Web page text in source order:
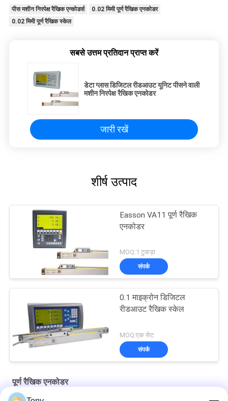
पीस मशीन निरपेक्ष रैखिक एन्कोडर्स
0.02 मिमी पूर्ण रैखिक एनकोडर
0.02 मिमी पूर्ण रैखिक स्केल
सबसे उत्तम प्रतिदान प्राप्त करें
डेटा ग्लास डिजिटल रीडआउट यूनिट पीसने वाली
मशीन निरपेक्ष रैखिक एनकोडर
जारी रखें
शीर्ष उत्पाद
Easson VA11 पूर्ण रैखिक
एनकोडर
MOQ:1 टुकड़ा
संपर्क
0.1 माइक्रोन डिजिटल
रीडआउट रैखिक स्केल
MOQ:एक सेट
संपर्क
पूर्ण रैखिक एनकोडर